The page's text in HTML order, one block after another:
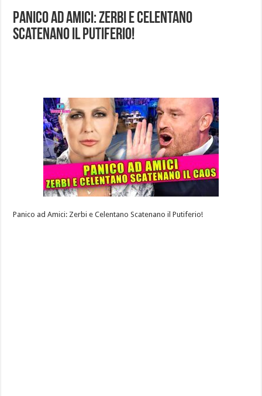
Panico ad Amici: Zerbi e Celentano
Scatenano il Putiferio!
Panico ad Amici: Zerbi e Celentano Scatenano il Putiferio!